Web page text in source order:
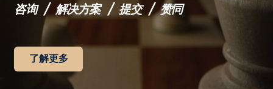
咨询 解决方案 提交 赞同
了解更多